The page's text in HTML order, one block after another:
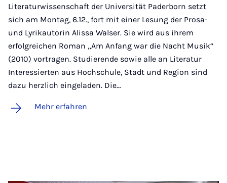
Literaturwissenschaft der Universität Paderborn setzt
sich am Montag, 6.12., fort mit einer Lesung der Prosa-
und Lyrikautorin Alissa Walser. Sie wird aus ihrem
erfolgreichen Roman „Am Anfang war die Nacht Musik“
(2010) vortragen. Studierende sowie alle an Literatur
Interessierten aus Hochschule, Stadt und Region sind
dazu herzlich eingeladen. Die…
Mehr erfahren